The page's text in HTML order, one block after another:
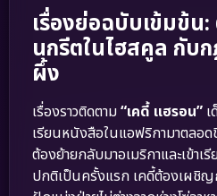
เรื่องย่อฉบับเข้มข้น
นกรีตในไฮสคูล กับ
ผึ้ง
เรื่องราวติดตาม“เคดี้ แฮรอน”
เรียนหนังสือในแอฟริกามาตลอด
ต้องย้ายกลับมาอเมริกาและเข้าเ
ปกติเป็นครั้งแรก เคดี้ต้องเผชิ